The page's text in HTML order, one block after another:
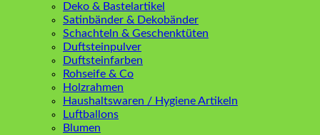
Deko & Bastelartikel
Satinbänder & Dekobänder
Schachteln & Geschenktüten
Duftsteinpulver
Duftsteinfarben
Rohseife & Co
Holzrahmen
Haushaltswaren / Hygiene Artikeln
Luftballons
Blumen